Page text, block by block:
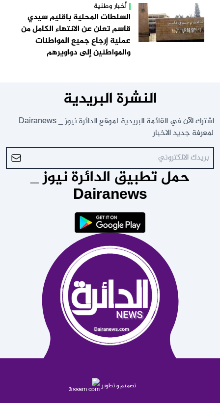
أخبار وطنية
السلطات المحلية باقليم سيدي
قاسم تعلن عن الانتهاء الكامل من
عملية إرجاع جميع المواطنات
والمواطنين إلى دواويرهم
النشرة البريدية
اشترك الآن في القائمة البريدية لموقع الدائرة نيوز _ Dairanews
لمعرفة جديد الاخبار
حمل تطبيق الدائرة نيوز _
Dairanews
تصميم و تطوير